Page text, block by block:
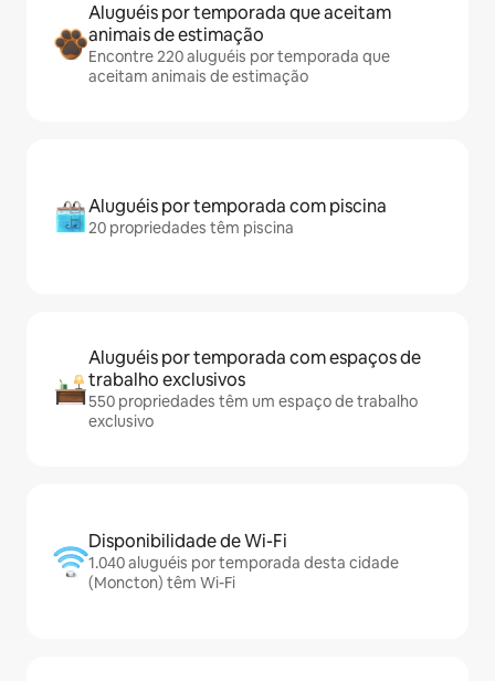
Aluguéis por temporada que aceitam
animais de estimação
Encontre 220 aluguéis por temporada que
aceitam animais de estimação
Aluguéis por temporada com piscina
20 propriedades têm piscina
Aluguéis por temporada com espaços de
trabalho exclusivos
550 propriedades têm um espaço de trabalho
exclusivo
Disponibilidade de Wi-Fi
1.040 aluguéis por temporada desta cidade
(Moncton) têm Wi-Fi